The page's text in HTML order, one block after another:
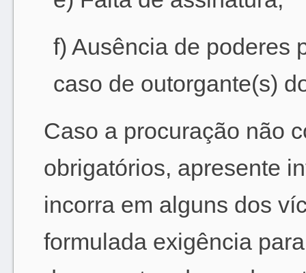
f) Ausência de poderes
caso de outorgante(s)
Caso a procuração não
obrigatórios, apresente
incorra em alguns dos
formulada exigência